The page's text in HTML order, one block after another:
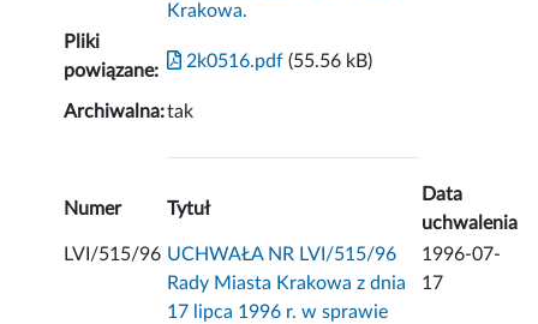
Krakowa.
Pliki
powiązane:
2k0516.pdf (55.56 kB)
Archiwalna:tak
Numer Tytuł
Data
uchwalenia
LVI/515/96 UCHWAŁA NR LVI/515/96
Rady Miasta Krakowa z dnia
17 lipca 1996 r. w sprawie
1996-07-
17